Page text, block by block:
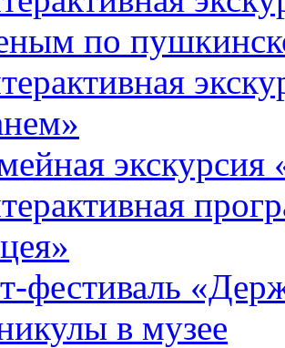
по
фестиваль
в музее